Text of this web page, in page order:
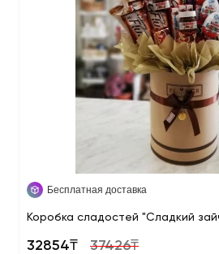
Бесплатная доставка
Коробка сладостей "Сладкий
32854₸ 37426₸